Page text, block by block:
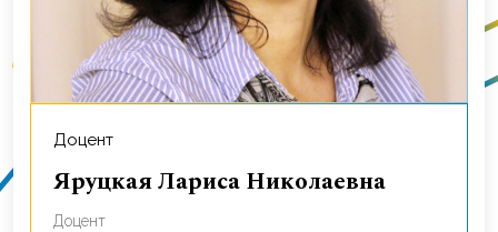
Доцент
Яруцкая Лариса Николаевна
доцент